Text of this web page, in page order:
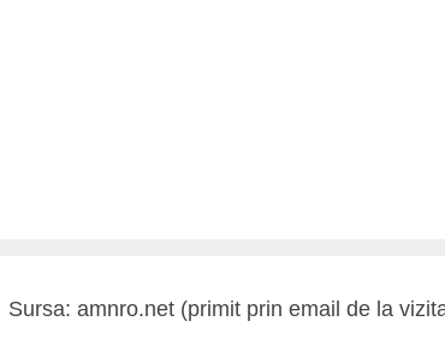
Sursa: amnro.net (primit prin email de la